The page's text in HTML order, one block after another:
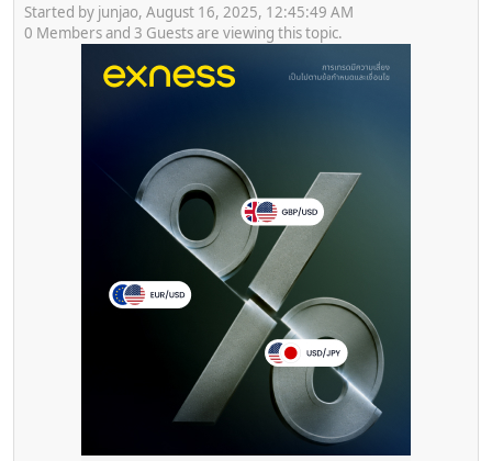
Started by junjao, August 16, 2025, 12:45:49 AM
0 Members and 3 Guests are viewing this topic.